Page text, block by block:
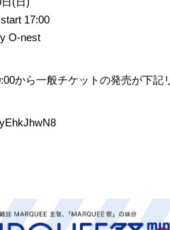
17:00
O-nest
から一般チケットの発売が下